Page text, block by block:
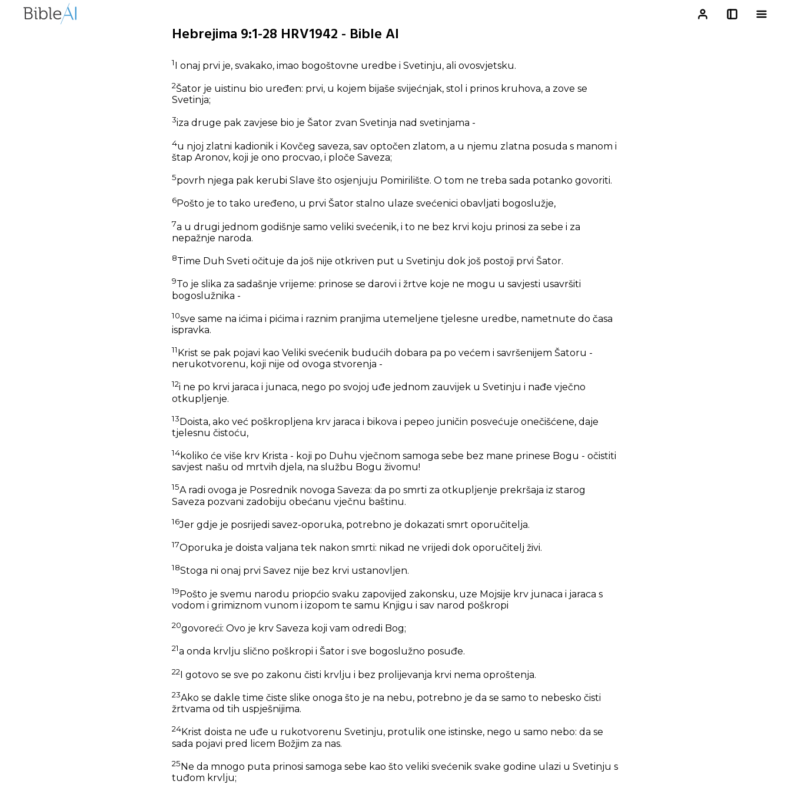
Hebrejima 9:1-28 HRV1942 - Bible AI
1I onaj prvi je, svakako, imao bogoštovne uredbe i Svetinju, ali ovosvjetsku.
2Šator je uistinu bio uređen: prvi, u kojem bijaše svijećnjak, stol i prinos kruhova, a zove se
Svetinja;
3iza druge pak zavjese bio je Šator zvan Svetinja nad svetinjama -
4u njoj zlatni kadionik i Kovčeg saveza, sav optočen zlatom, a u njemu zlatna posuda s manom i
štap Aronov, koji je ono procvao, i ploče Saveza;
5povrh njega pak kerubi Slave što osjenjuju Pomirilište. O tom ne treba sada potanko govoriti.
6Pošto je to tako uređeno, u prvi Šator stalno ulaze svećenici obavljati bogoslužje,
7a u drugi jednom godišnje samo veliki svećenik, i to ne bez krvi koju prinosi za sebe i za
nepažnje naroda.
8Time Duh Sveti očituje da još nije otkriven put u Svetinju dok još postoji prvi Šator.
9To je slika za sadašnje vrijeme: prinose se darovi i žrtve koje ne mogu u savjesti usavršiti
bogoslužnika -
10sve same na ićima i pićima i raznim pranjima utemeljene tjelesne uredbe, nametnute do časa
ispravka.
11 Krist se pak pojavi kao Veliki svećenik budućih dobara pa po većem i savršenijem Šatoru -
nerukotvorenu, koji nije od ovoga stvorenja -
12i ne po krvi jaraca i junaca, nego po svojoj uđe jednom zauvijek u Svetinju i nađe vječno
otkupljenje.
13Doista, ako već poškropljena krv jaraca i bikova i pepeo juničin posvećuje onečišćene, daje
tjelesnu čistoću,
14koliko će više krv Krista - koji po Duhu vječnom samoga sebe bez mane prinese Bogu - očistiti
savjest našu od mrtvih djela, na službu Bogu živomu!
15A radi ovoga je Posrednik novoga Saveza: da po smrti za otkupljenje prekršaja iz starog
Saveza pozvani zadobiju obećanu vječnu baštinu.
16Jer gdje je posrijedi savez-oporuka, potrebno je dokazati smrt oporučitelja.
17Oporuka je doista valjana tek nakon smrti: nikad ne vrijedi dok oporučitelj živi.
18Stoga ni onaj prvi Savez nije bez krvi ustanovljen.
19Pošto je svemu narodu priopćio svaku zapovijed zakonsku, uze Mojsije krv junaca i jaraca s
vodom i grimiznom vunom i izopom te samu Knjigu i sav narod poškropi
20govoreći: Ovo je krv Saveza koji vam odredi Bog;
21a onda krvlju slično poškropi i Šator i sve bogoslužno posuđe.
22I gotovo se sve po zakonu čisti krvlju i bez prolijevanja krvi nema oproštenja.
23Ako se dakle time čiste slike onoga što je na nebu, potrebno je da se samo to nebesko čisti
žrtvama od tih uspješnijima.
24Krist doista ne uđe u rukotvorenu Svetinju, protulik one istinske, nego u samo nebo: da se
sada pojavi pred licem Božjim za nas.
25Ne da mnogo puta prinosi samoga sebe kao što veliki svećenik svake godine ulazi u Svetinju s
tuđom krvlju;